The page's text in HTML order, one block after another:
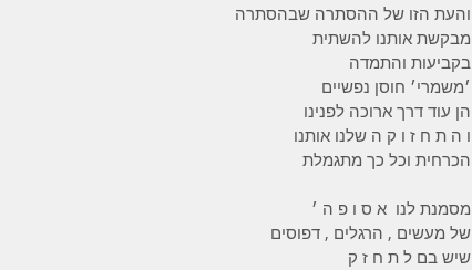
והעת הזו של ההסתרה שבהסתרה
מבקשת אותנו להשתית
בקביעות והתמדה
׳משמרי׳ חוסן נפשיים
הן עוד דרך ארוכה לפנינו
ו ה ת ח ז ו ק ה שלנו אותנו
הכרחית וכל כך מתגמלת
מסמנת לנו  א ס ו פ ה ׳
של מעשים , הרגלים , דפוסים
שיש בם ל ת ח ז ק